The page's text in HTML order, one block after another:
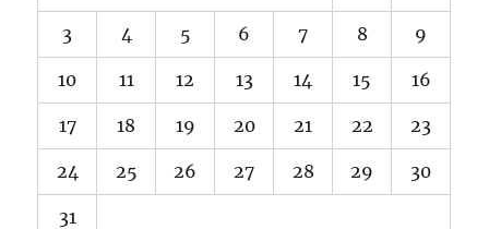
3 4 5 6 7 8 9
10 11 12 13 14 15 16
17 18 19 20 21 22 23
24 25 26 27 28 29 30
31